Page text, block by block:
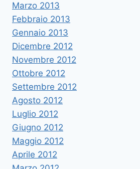
Marzo 2013
Febbraio 2013
Gennaio 2013
Dicembre 2012
Novembre 2012
Ottobre 2012
Settembre 2012
Agosto 2012
Luglio 2012
Giugno 2012
Maggio 2012
Aprile 2012